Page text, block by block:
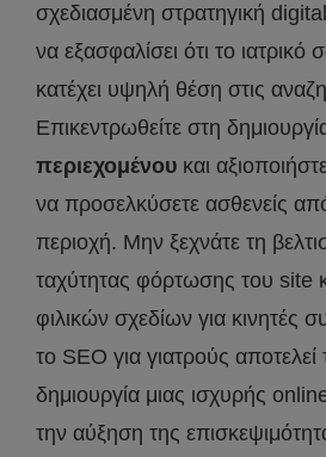
σχεδιασμένη στρατηγική
να εξασφαλίσει ότι το
κατέχει υψηλή θέση στις
Επικεντρωθείτε στη
περιεχομένου και
να προσελκύσετε ασθενείς
περιοχή. Μην ξεχνάτε τη
ταχύτητας φόρτωσης του site
φιλικών σχεδίων για κινητές
το SEO για γιατρούς αποτελεί
δημιουργία μιας ισχυρής
την αύξηση της